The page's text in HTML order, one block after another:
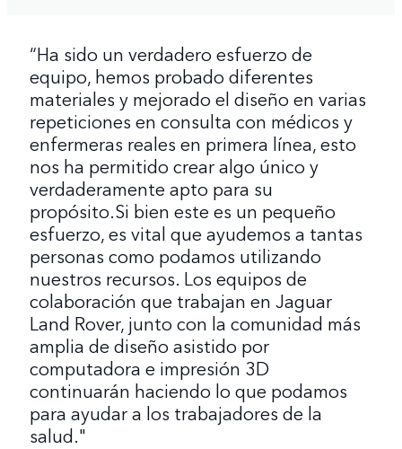
“Ha sido un verdadero esfuerzo de
equipo, hemos probado diferentes
materiales y mejorado el diseño en varias
repeticiones en consulta con médicos y
enfermeras reales en primera línea, esto
nos ha permitido crear algo único y
verdaderamente apto para su
propósito.Si bien este es un pequeño
esfuerzo, es vital que ayudemos a tantas
personas como podamos utilizando
nuestros recursos. Los equipos de
colaboración que trabajan en Jaguar
Land Rover, junto con la comunidad más
amplia de diseño asistido por
computadora e impresión 3D
continuarán haciendo lo que podamos
para ayudar a los trabajadores de la
salud."